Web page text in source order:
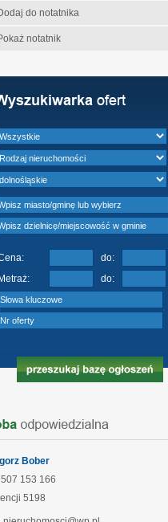
do notatnika
notatnik
do:
Metraż:
do:
Bober
507 153 166
5198